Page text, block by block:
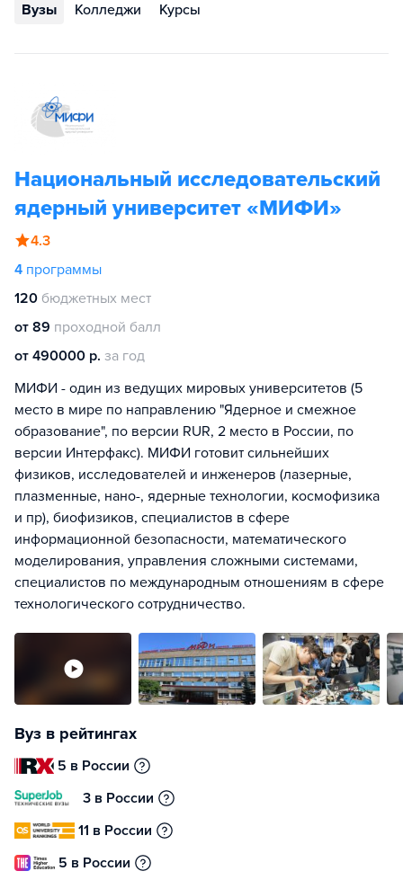
Вузы Колледжи Курсы
Национальный исследовательский
ядерный университет «МИФИ»
4.3
4 программы
120 бюджетных мест
от 89 проходной балл
от 490000 р. за год
МИФИ - один из ведущих мировых университетов (5
место в мире по направлению "Ядерное и смежное
образование", по версии RUR, 2 место в России, по
версии Интерфакс). МИФИ готовит сильнейших
физиков, исследователей и инженеров (лазерные,
плазменные, нано-, ядерные технологии, космофизика
и пр), биофизиков, специалистов в сфере
информационной безопасности, математического
моделирования, управления сложными системами,
специалистов по международным отношениям в сфере
технологического сотрудничество.
Вуз в рейтингах
5 в России
3 в России
11 в России
5 в России